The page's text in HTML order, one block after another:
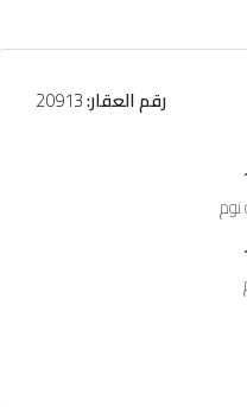
رقم العقار: